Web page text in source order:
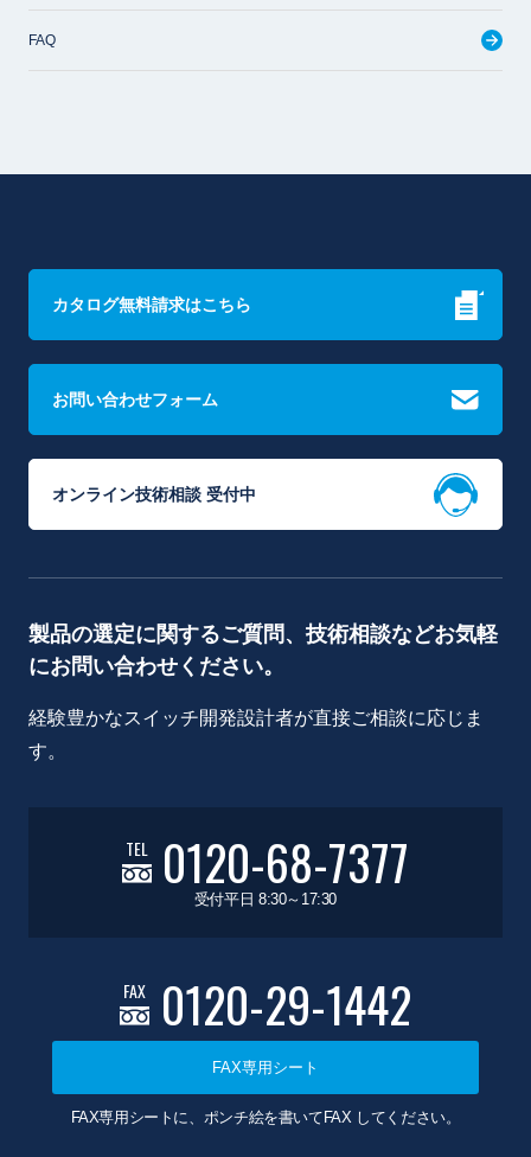
FAQ
カタログ無料請求はこちら
お問い合わせフォーム
オンライン技術相談 受付中
製品の選定に関するご質問、技術相談などお気軽
にお問い合わせください。
経験豊かなスイッチ開発設計者が直接ご相談に応じま
す。
TEL 0120-68-7377
受付平日 8:30～17:30
FAX 0120-29-1442
FAX専用シート
FAX専用シートに、ポンチ絵を書いてFAX してください。